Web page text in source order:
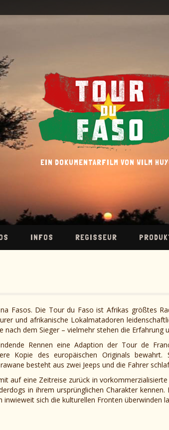
EIN DOKUMENTARFILM VON WILM
INFOS REGISSEUR
Fasos. Die Tour du Faso ist Afrikas größtes
und afrikanische Lokalmatadoren
nach dem Sieger – vielmehr stehen die Erfahrung
Rennen eine Adaption der Tour de
Kopie des europäischen Originals
besteht aus zwei Jeeps und die Fahrer
auf eine Zeitreise zurück in
in ihrem ursprünglichen Charakter
sich die kulturellen Fronten überwinden